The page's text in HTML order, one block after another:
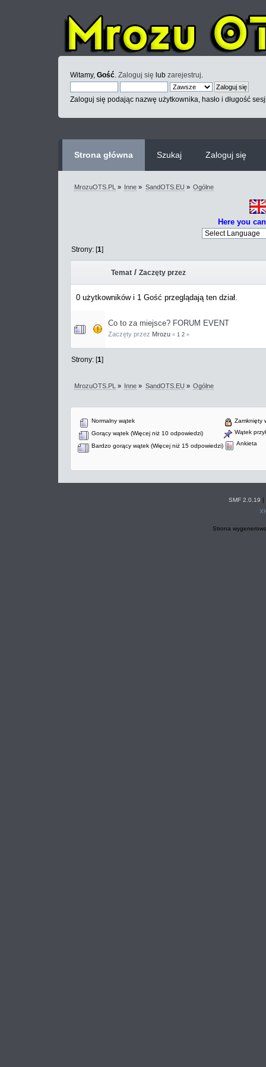
Witamy, Gość Zaloguj się lub zarejestruj
Zaloguj się podając nazwę użytkownika, hasło i długość
Strona główna Szukaj Zaloguj się
MrozuOTS.PL » Inne » SandOTS.EU » Ogólne
Here you
Strony: [1]
Temat/ Zaczęty przez
0 użytkowników i 1 Gość przeglądają ten dział.
Co to za miejsce? FORUM EVENT
Zaczęty przez Mrozu « 1 2 »
Strony: [1]
MrozuOTS.PL » Inne » SandOTS.EU » Ogólne
Normalny wątek
Gorący wątek (Więcej niż 10 odpowiedzi)
Bardzo gorący wątek (Więcej niż 15 odpowiedzi)
Zamknięty
Wątek
Ankieta
SMF 2.0.19 |
Strona